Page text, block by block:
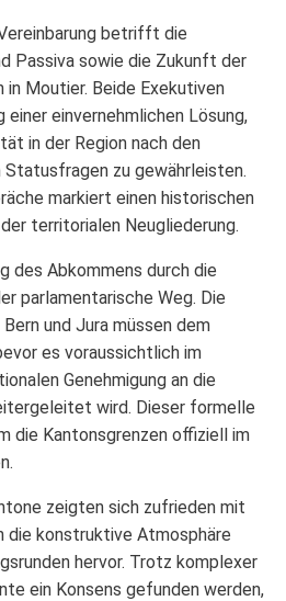
betrifft die
Passiva sowie die Zukunft der
Moutier. Beide Exekutiven
einvernehmlichen Lösung,
in der Region nach den
Statusfragen zu gewährleisten.
markiert einen historischen
territorialen Neugliederung.
des Abkommens durch die
parlamentarische Weg. Die
und Jura müssen dem
es voraussichtlich im
Genehmigung an die
wird. Dieser formelle
die Kantonsgrenzen offiziell im
zeigten sich zufrieden mit
die konstruktive Atmosphäre
hervor. Trotz komplexer
ein Konsens gefunden werden,